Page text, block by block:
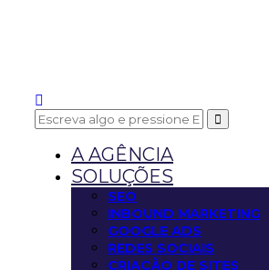
A AGÊNCIA
SOLUÇÕES
SEO
INBOUND MARKETING
GOOGLE ADS
REDES SOCIAIS
CRIAÇÃO DE SITES